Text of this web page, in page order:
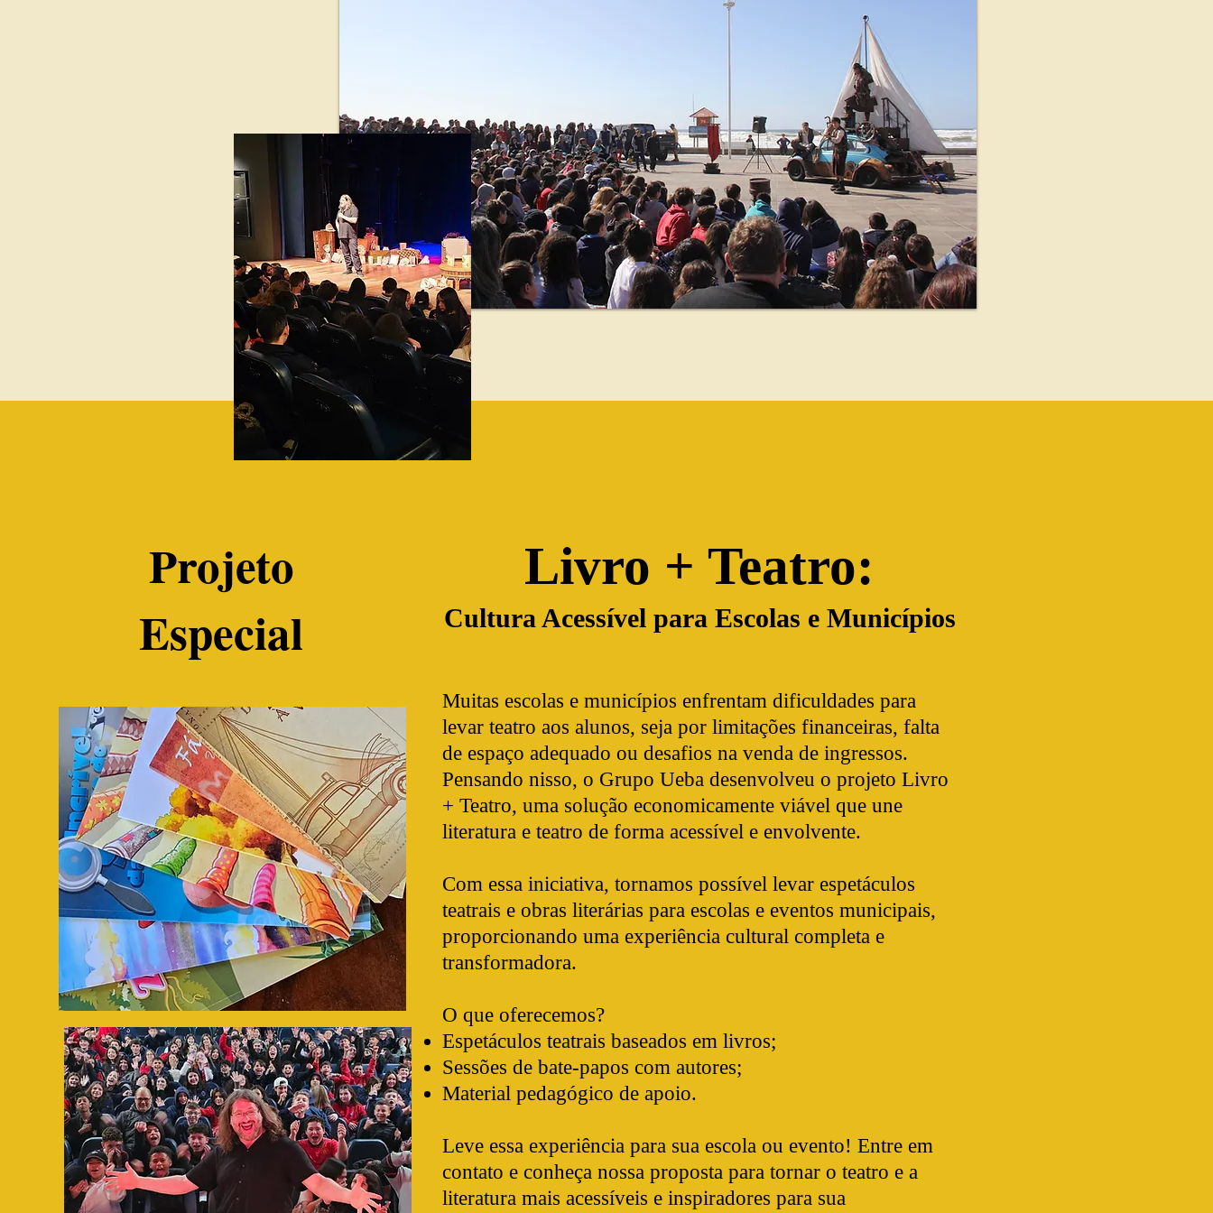
Projeto
Especial
Livro + Teatro:
Cultura Acessível para Escolas e Municípios
Muitas escolas e municípios enfrentam dificuldades para
levar teatro aos alunos, seja por limitações financeiras, falta
de espaço adequado ou desafios na venda de ingressos.
Pensando nisso, o Grupo Ueba desenvolveu o projeto Livro
+ Teatro, uma solução economicamente viável que une
literatura e teatro de forma acessível e envolvente.
Com essa iniciativa, tornamos possível levar espetáculos
teatrais e obras literárias para escolas e eventos municipais,
proporcionando uma experiência cultural completa e
transformadora.
O que oferecemos?
Espetáculos teatrais baseados em livros;
Sessões de bate-papos com autores;
Material pedagógico de apoio.
Leve essa experiência para sua escola ou evento! Entre em
contato e conheça nossa proposta para tornar o teatro e a
literatura mais acessíveis e inspiradores para sua